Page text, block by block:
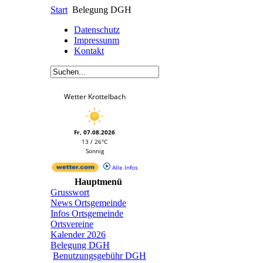
Start Belegung DGH
Datenschutz
Impressunm
Kontakt
Wetter Krottelbach
Fr, 07.08.2026
13 / 26°C
Sonnig
Alle Infos
Hauptmenü
Grusswort
News Ortsgemeinde
Infos Ortsgemeinde
Ortsvereine
Kalender 2026
Belegung DGH
Benutzungsgebühr DGH